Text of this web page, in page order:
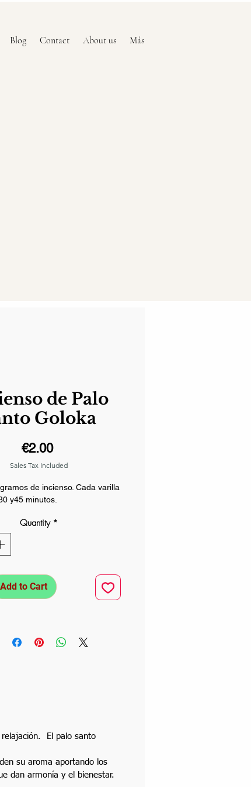
Blog Contact About us Más
de Palo
Goloka
€2.00Price
Sales Tax Included
de incienso. Cada varilla
y45 minutos.
Quantity *
Add to Cart
El palo santo
su aroma aportando los
dan armonía y el bienestar.